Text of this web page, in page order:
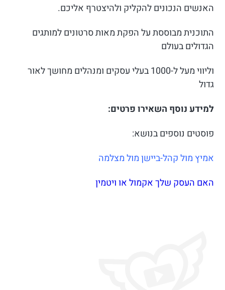
האנשים הנכונים להקליק ולהיצטרף אליכם.
התוכנית מבוססת על הפקת מאות סרטונים למותגים
הגדולים בעולם
וליווי מעל ל-1000 בעלי עסקים ומנהלים מחושך לאור
גדול
למידע נוסף השאירו פרטים:
פוסטים נוספים בנושא:
אמיץ מול קהל-ביישן מול מצלמה
האם העסק שלך אקמול או ויטמין